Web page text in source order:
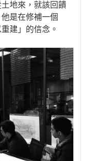
地來，就該回饋
是在修補一個
建」的信念。